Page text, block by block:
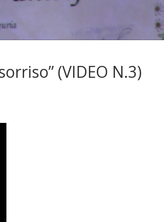
(VIDEO N.3)